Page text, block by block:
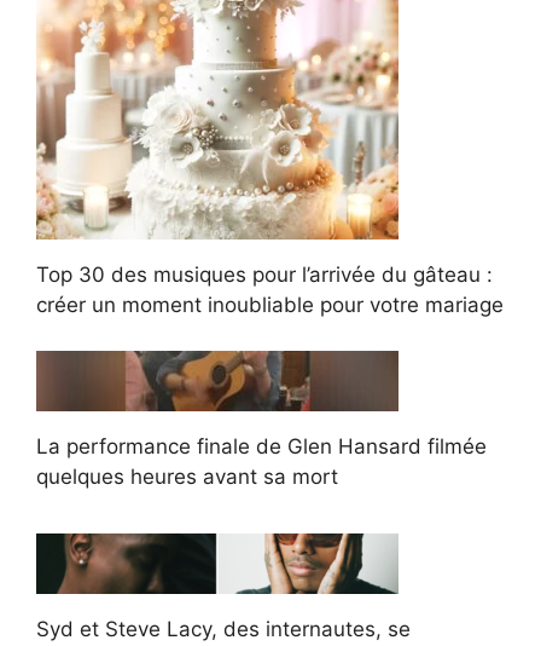
Top 30 des musiques pour l’arrivée du gâteau :
créer un moment inoubliable pour votre mariage
La performance finale de Glen Hansard filmée
quelques heures avant sa mort
Syd et Steve Lacy, des internautes, se